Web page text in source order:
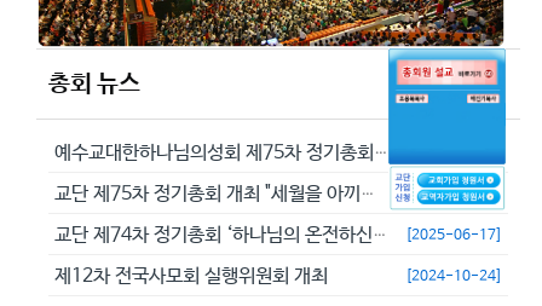
총회 뉴스
예수교대한하나님의성회 제75차 정기총회에서 정동수 목사를 이단으로 결의... [2026-05-29]
교단 제75차 정기총회 개최 "세월을 아끼라 때가 악하니라"(엡 5:16... [2026-05-23]
교단 제74차 정기총회 ‘하나님의 온전하신 뜻을 분별하자’ [2025-06-17]
제12차 전국사모회 실행위원회 개최 [2024-10-24]